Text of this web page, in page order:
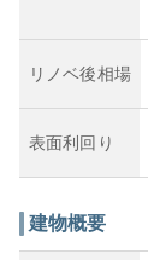
リノベ後相場
表面利回り
建物概要